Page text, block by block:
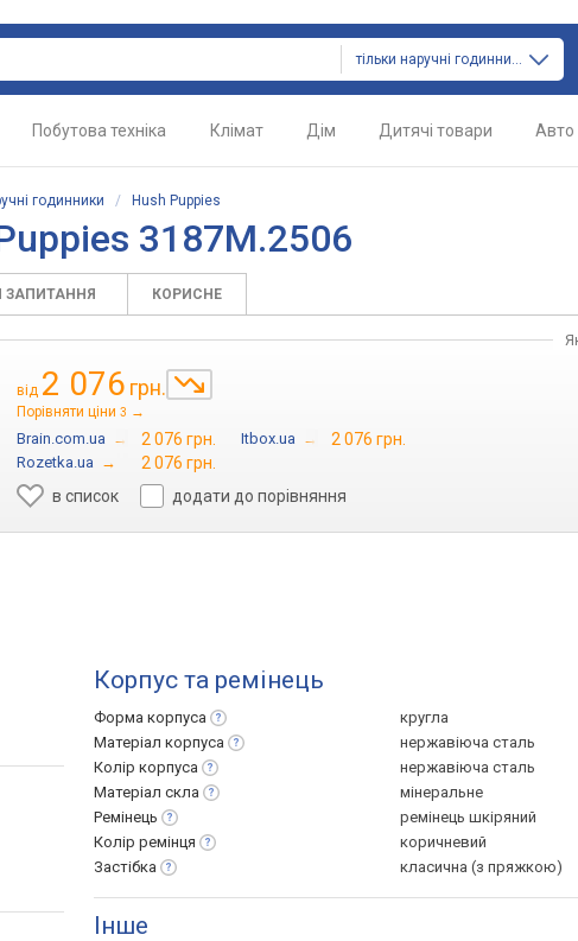
тільки наручні годинники
Побутова техніка Клімат Дім Дитячі товари Авто
годинники / Hush Puppies
3187M.2506
ЗАПИТАННЯ КОРИСНЕ
від 2 076 грн.
Порівняти ціни 3 →
Brain.com.ua → 2 076 грн. Itbox.ua → 2 076 грн.
Rozetka.ua →
2 076 грн.
в список
додати до порівняння
Корпус та ремінець
Форма корпуса
кругла
Матеріал корпуса
нержавіюча сталь
Колір корпуса
нержавіюча сталь
Матеріал скла
мінеральне
Ремінець
ремінець шкіряний
Колір ремінця
коричневий
Застібка
класична (з пряжкою)
Інше